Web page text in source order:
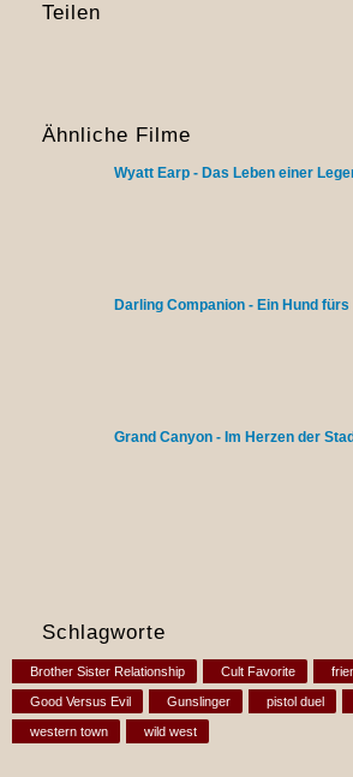
Teilen
Ähnliche Filme
Wyatt Earp - Das Leben einer
Darling Companion - Ein Hund
Grand Canyon - Im Herzen der
Schlagworte
Brother Sister Relationship Cult Favorite
Good Versus Evil Gunslinger pistol duel
western town wild west